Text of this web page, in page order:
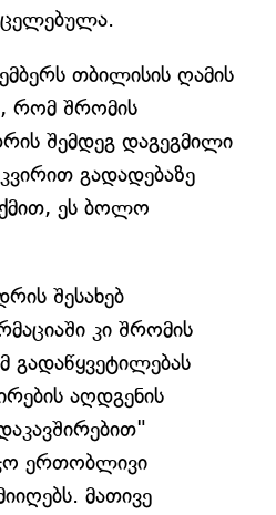
თბილისის ღამის
რომ შრომის
შემდეგ დაგეგმილი
გადადებაზე
ეს ბოლო
შესახებ
კი შრომის
გადაწყვეტილებას
აღდგენის
ერთობლივი
მათივე